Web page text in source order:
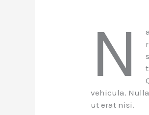
N
vehicula.
ut erat nisi.